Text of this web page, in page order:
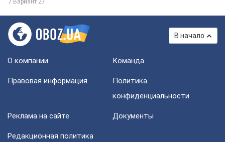
Вариант 27
В начало
О компании Команда
Правовая информация
Политика
конфиденциальности
Реклама на сайте Документы
Редакционная политика